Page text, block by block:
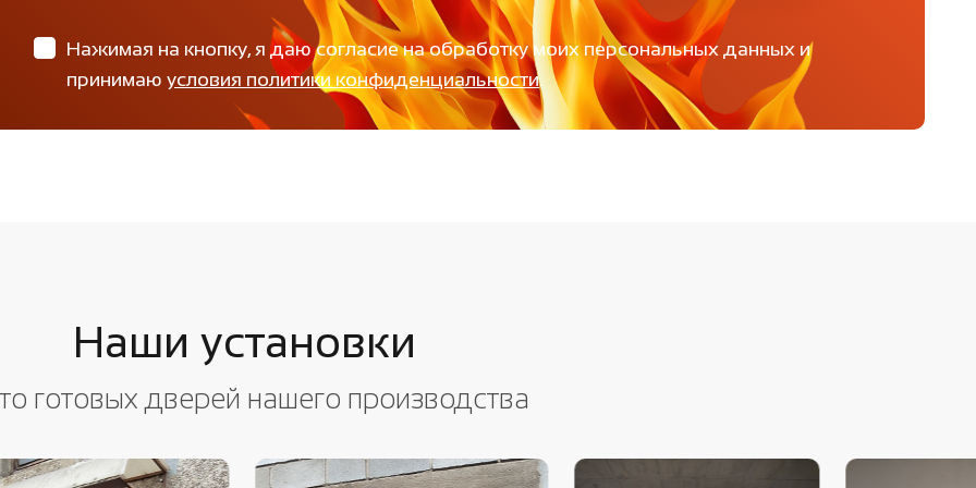
Нажимая на кнопку, я даю согласие на обработку моих персональных данных и
принимаю условия политики конфиденциальности.
Наши установки
готовых дверей нашего производства